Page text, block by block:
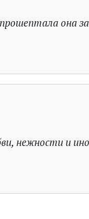
она
нежности и